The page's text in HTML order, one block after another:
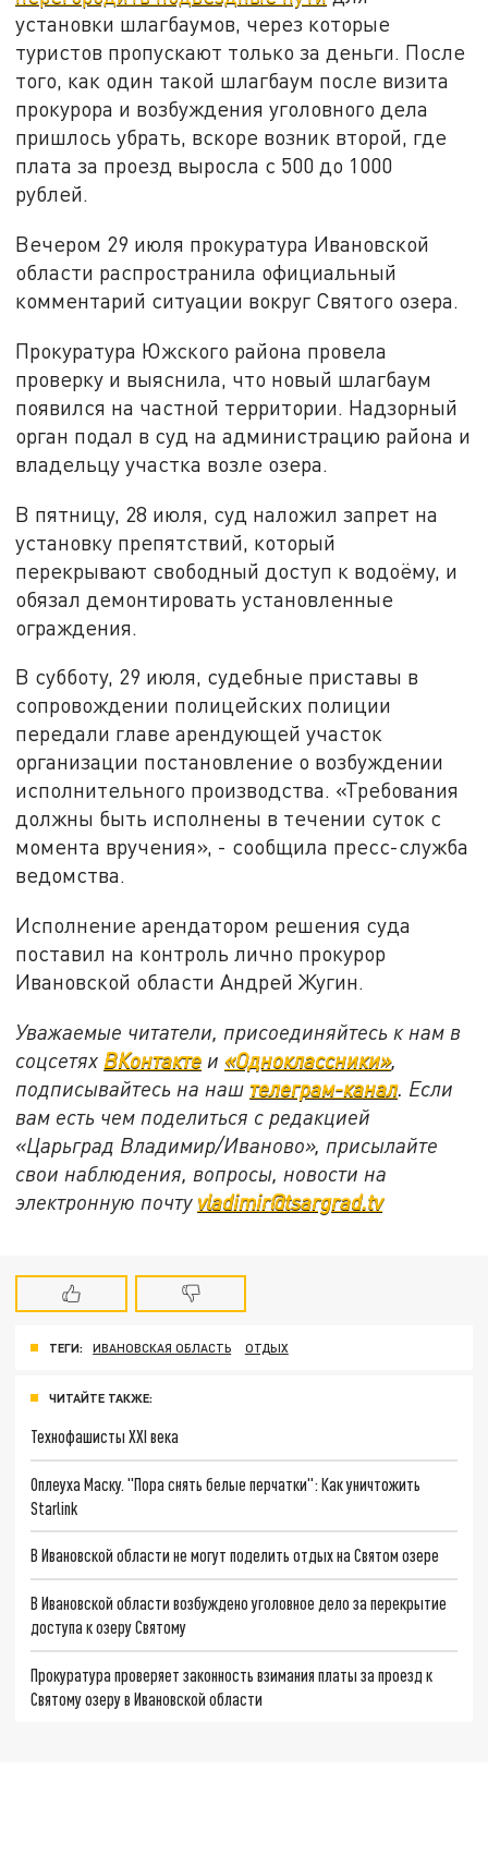
установки шлагбаумов, через которые
туристов пропускают только за деньги. После
того, как один такой шлагбаум после визита
прокурора и возбуждения уголовного дела
пришлось убрать, вскоре возник второй, где
плата за проезд выросла с 500 до 1000
рублей.
Вечером 29 июля прокуратура Ивановской
области распространила официальный
комментарий ситуации вокруг Святого озера.
Прокуратура Южского района провела
проверку и выяснила, что новый шлагбаум
появился на частной территории. Надзорный
орган подал в суд на администрацию района и
владельцу участка возле озера.
В пятницу, 28 июля, суд наложил запрет на
установку препятствий, который
перекрывают свободный доступ к водоёму, и
обязал демонтировать установленные
ограждения.
В субботу, 29 июля, судебные приставы в
сопровождении полицейских полиции
передали главе арендующей участок
организации постановление о возбуждении
исполнительного производства. «Требования
должны быть исполнены в течении суток с
момента вручения», - сообщила пресс-служба
ведомства.
Исполнение арендатором решения суда
поставил на контроль лично прокурор
Ивановской области Андрей Жугин.
Уважаемые читатели, присоединяйтесь к нам в
соцсетях ВКонтакте и«Одноклассники»,
подписывайтесь на наш телеграм-канал. Если
вам есть чем поделиться с редакцией
«Царьград Владимир/Иваново», присылайте
свои наблюдения, вопросы, новости на
электронную почту vladimir@tsargrad.tv
ТЕГИ: ИВАНОВСКАЯ ОБЛАСТЬ ОТДЫХ
ЧИТАЙТЕ ТАКЖЕ:
Технофашисты XXI века
Оплеуха Маску. "Пора снять белые перчатки": Как уничтожить
Starlink
В Ивановской области не могут поделить отдых на Святом озере
В Ивановской области возбуждено уголовное дело за перекрытие
доступа к озеру Святому
Прокуратура проверяет законность взимания платы за проезд к
Святому озеру в Ивановской области